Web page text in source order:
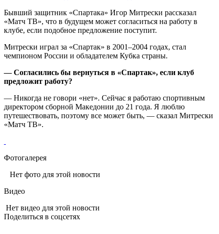
Бывший защитник «Спартака» Игор Митрески рассказал
«Матч ТВ», что в будущем может согласиться на работу в
клубе, если подобное предложение поступит.
Митрески играл за «Спартак» в 2001–2004 годах, стал
чемпионом России и обладателем Кубка страны.
— Согласились бы вернуться в «Спартак», если клуб
предложит работу?
— Никогда не говори «нет». Сейчас я работаю спортивным
директором сборной Македонии до 21 года. Я люблю
путешествовать, поэтому все может быть, — сказал Митрески
«Матч ТВ».
Фотогалерея
Нет фото для этой новости
Видео
Нет видео для этой новости
Поделиться в соцсетях